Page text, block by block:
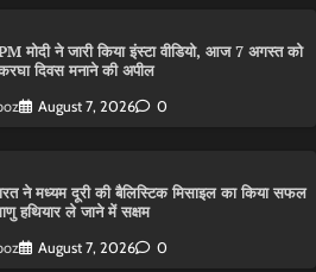
मोदी ने जारी किया इंस्टा वीडियो, आज 7 अगस्त को
दिवस मनाने की अपील
August 7, 2026 0
ने मध्यम दूरी की बैलिस्टिक मिसाइल का किया सफल
हथियार ले जाने में सक्षम
August 7, 2026 0